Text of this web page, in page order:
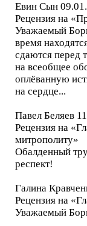
Евин Сын
Рецензия на
Уважаемый
время
сдаются перед
на всеобщее
оплёванную
на сердце...
Павел Беляев
Рецензия на
митрополиту»
Обалденный
респект!
Галина
Рецензия на
Уважаемый